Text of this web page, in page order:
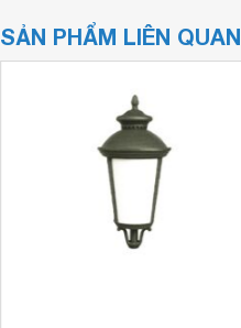
SẢN PHẨM LIÊN QUAN